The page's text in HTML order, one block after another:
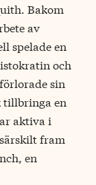
Bakom
av
spelade en
och
sin
tillbringa en
aktiva i
fram
en